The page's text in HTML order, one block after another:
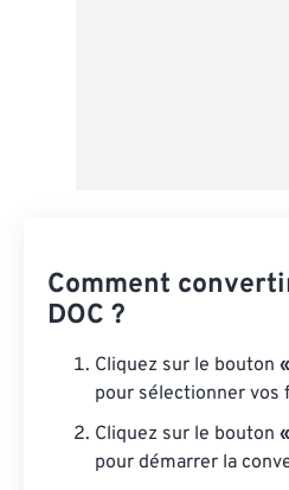
Comment
DOC ?
Cliquez sur le bouton
pour sélectionner vos
Cliquez sur le bouton
pour démarrer la